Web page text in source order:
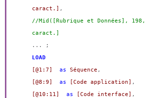
caract.] ,
//Mid([Rubrique et Données], 198,
caract.]
... ;
LOAD
[@1:7]
as Séquence ,
[@8:9]
as [Code application] ,
[@10:11]
as [Code interface] ,